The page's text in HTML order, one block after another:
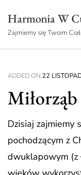
content
Harmonia W
Zajmiemy się Twoim
ADDED ON 22
Dzisiaj zajmiemy
pochodzącym z
dwuklapowym (z